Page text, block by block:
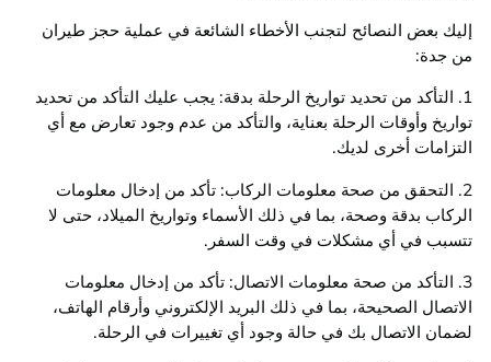
إليك بعض النصائح لتجنب الأخطاء الشائعة في عملية حجز طيران
من جدة:
1. التأكد من تحديد تواريخ الرحلة بدقة: يجب عليك التأكد من تحديد
تواريخ وأوقات الرحلة بعناية، والتأكد من عدم وجود تعارض مع أي
التزامات أخرى لديك.
2. التحقق من صحة معلومات الركاب: تأكد من إدخال معلومات
الركاب بدقة وصحة، بما في ذلك الأسماء وتواريخ الميلاد، حتى لا
تتسبب في أي مشكلات في وقت السفر.
3. التأكد من صحة معلومات الاتصال: تأكد من إدخال معلومات
الاتصال الصحيحة، بما في ذلك البريد الإلكتروني وأرقام الهاتف،
لضمان الاتصال بك في حالة وجود أي تغييرات في الرحلة.